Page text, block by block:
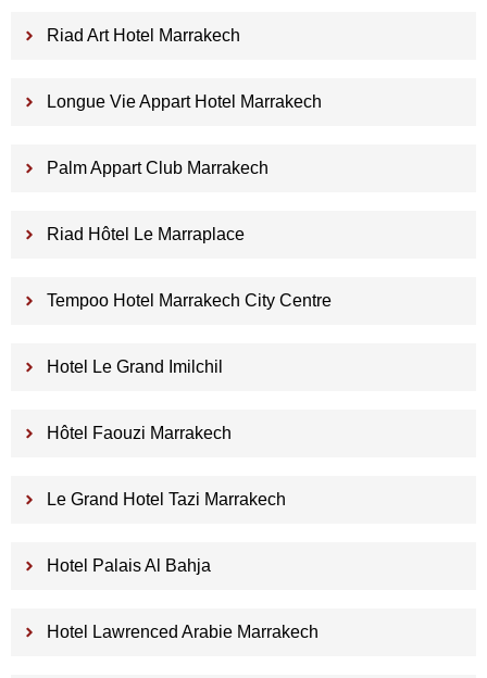
Riad Art Hotel Marrakech
Longue Vie Appart Hotel Marrakech
Palm Appart Club Marrakech
Riad Hôtel Le Marraplace
Tempoo Hotel Marrakech City Centre
Hotel Le Grand Imilchil
Hôtel Faouzi Marrakech
Le Grand Hotel Tazi Marrakech
Hotel Palais Al Bahja
Hotel Lawrenced Arabie Marrakech